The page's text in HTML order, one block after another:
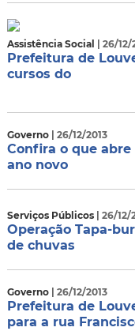
Assistência Social | 26/12/
Prefeitura de
cursos do
Governo | 26/12/2013
Confira o que
ano novo
Serviços Públicos | 26/12/
Operação Tapa-
de chuvas
Governo | 26/12/2013
Prefeitura de
para a rua